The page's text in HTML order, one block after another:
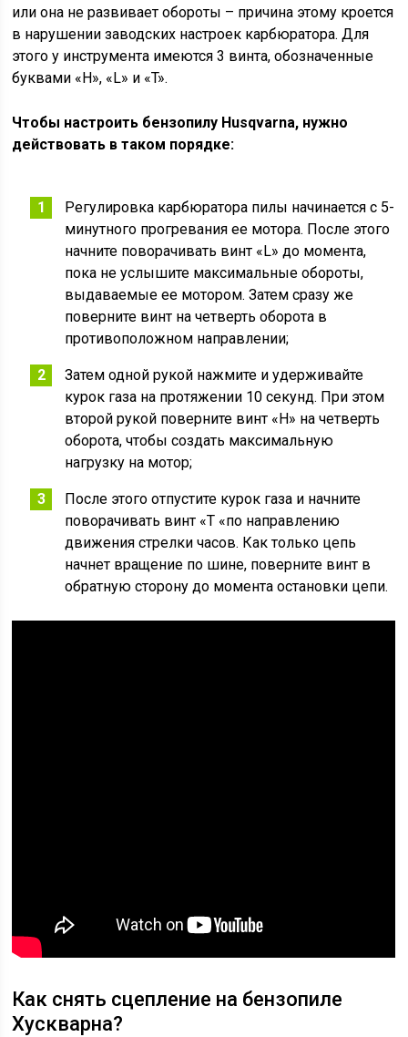
или она не развивает обороты – причина этому кроется
в нарушении заводских настроек карбюратора. Для
этого у инструмента имеются 3 винта, обозначенные
буквами «H», «L» и «T».
Чтобы настроить бензопилу Husqvarna, нужно
действовать в таком порядке:
Регулировка карбюратора пилы начинается с 5-
минутного прогревания ее мотора. После этого
начните поворачивать винт «L» до момента,
пока не услышите максимальные обороты,
выдаваемые ее мотором. Затем сразу же
поверните винт на четверть оборота в
противоположном направлении;
Затем одной рукой нажмите и удерживайте
курок газа на протяжении 10 секунд. При этом
второй рукой поверните винт «H» на четверть
оборота, чтобы создать максимальную
нагрузку на мотор;
После этого отпустите курок газа и начните
поворачивать винт «T «по направлению
движения стрелки часов. Как только цепь
начнет вращение по шине, поверните винт в
обратную сторону до момента остановки цепи.
Как снять сцепление на бензопиле
Хускварна?